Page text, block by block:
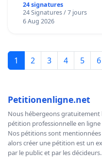
24 signatures
24 Signatures / 7 jours
6 Aug 2026
1 2 3 4 5 6
Petitionenligne.net
Nous hébergeons gratuitement
pétition professionnelle en
Nos pétitions sont
alors créer une pétition est un
par le public et par les décideurs.